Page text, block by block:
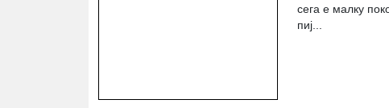
сега е малку
пиј...